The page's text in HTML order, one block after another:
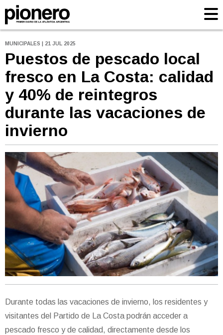
MUNICIPALES | 21 JUL 2025
Puestos de pescado local
fresco en La Costa: calidad
y 40% de reintegros
durante las vacaciones de
invierno
Durante todas las vacaciones de invierno, los residentes y
visitantes del Partido de La Costa podrán acceder a
pescado fresco y de calidad, directamente desde los